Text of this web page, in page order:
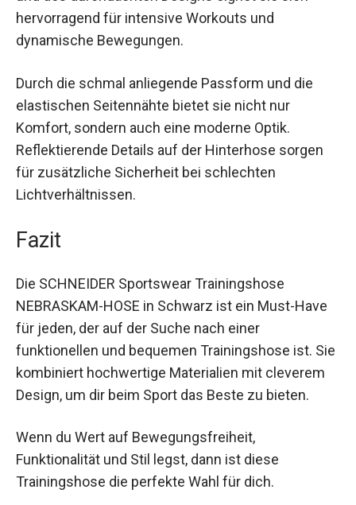
und des durchdachten Designs eignet sie sich
hervorragend für intensive Workouts und
dynamische Bewegungen.
Durch die schmal anliegende Passform und die
elastischen Seitennähte bietet sie nicht nur
Komfort, sondern auch eine moderne Optik.
Reflektierende Details auf der Hinterhose sorgen
für zusätzliche Sicherheit bei schlechten
Fazit
Die SCHNEIDER Sportswear Trainingshose
NEBRASKAM-HOSE in Schwarz ist ein Must-Have
für jeden, der auf der Suche nach einer
funktionellen und bequemen Trainingshose ist.
Sie kombiniert hochwertige Materialien mit
cleverem Design, um dir beim Sport das Beste zu
bieten.
Wenn du Wert auf Bewegungsfreiheit,
Funktionalität und Stil legst, dann ist diese